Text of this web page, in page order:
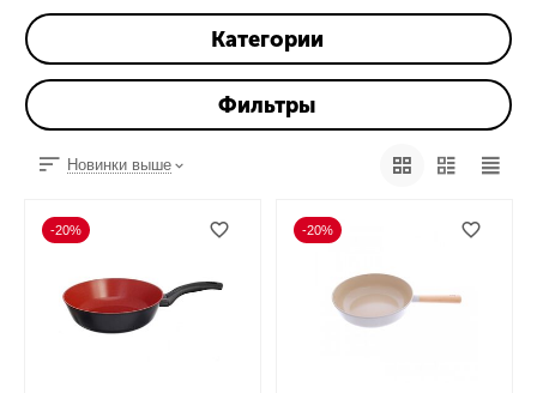
Категории
Фильтры
Новинки выше
-20% -20%